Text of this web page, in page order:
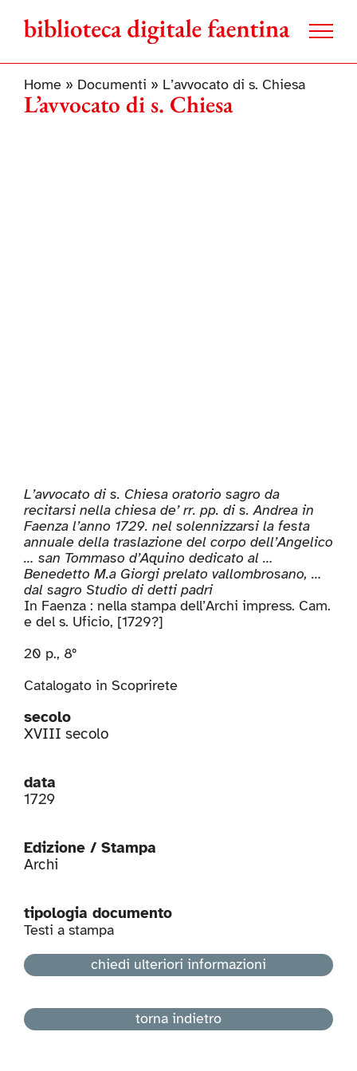
contenuto
Home» Documenti » L’avvocato di s. Chiesa
L’avvocato di s. Chiesa
L’avvocato di s. Chiesa oratorio sagro da
recitarsi nella chiesa de’ rr. pp. di s. Andrea in
Faenza l’anno 1729. nel solennizzarsi la festa
annuale della traslazione del corpo dell’Angelico
… san Tommaso d’Aquino dedicato al …
Benedetto M.a Giorgi prelato vallombrosano, …
dal sagro Studio di detti padri
In Faenza : nella stampa dell’Archi impress. Cam.
e del s. Uficio, [1729?]
20 p., 8°
Catalogato in Scoprirete
secolo
XVIII secolo
data
1729
Edizione / Stampa
Archi
tipologia documento
Testi a stampa
chiedi ulteriori informazioni
torna indietro